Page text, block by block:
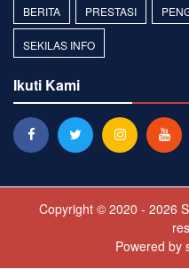
BERITA PRESTASI
SEKILAS INFO
Ikuti Kami
Copyright © 2020 - 2026
Powered by